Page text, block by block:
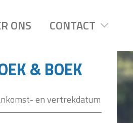
ONS CONTACT
& BOEK